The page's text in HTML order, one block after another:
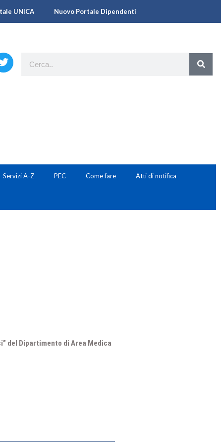
UNICA Nuovo Portale Dipendenti
Servizi A-Z PEC Come fare Atti di notifica
del Dipartimento di Area Medica